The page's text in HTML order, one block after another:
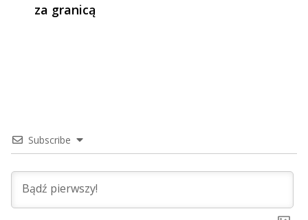
za granicą
Subscribe